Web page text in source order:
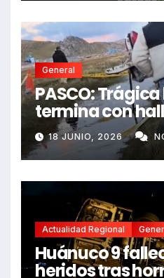
General
PASCO:
termina con
sin vida en
18 JUNIO, 2026
Actualidad Regional
Huánuco 9
heridos tras